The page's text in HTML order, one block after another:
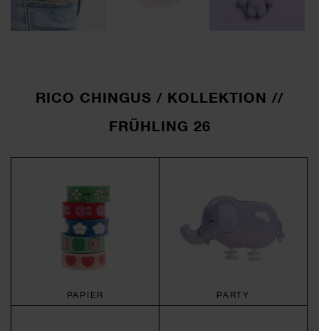
RICO CHINGUS / KOLLEKTION //
FRÜHLING 26
PAPIER PARTY